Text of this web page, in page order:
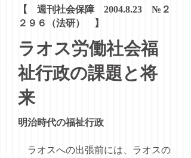
【 週刊社会保障 2004.8.23 №２
２９６（法研） 】
ラオス労働社会福
祉行政の課題と将
来
明治時代の福祉行政
ラオスへの出張前には、ラオスの